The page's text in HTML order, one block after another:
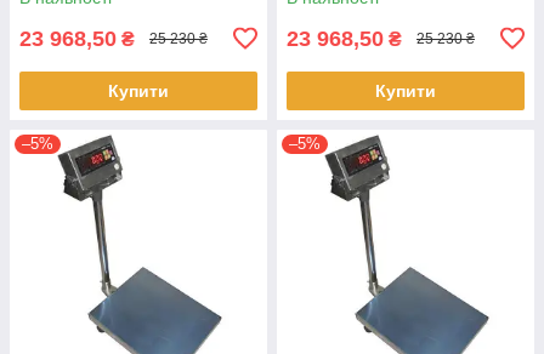
23 968,50 ₴ 25 230 ₴
Купити
23 968,50 ₴ 25 230 ₴
Купити
–5% –5%